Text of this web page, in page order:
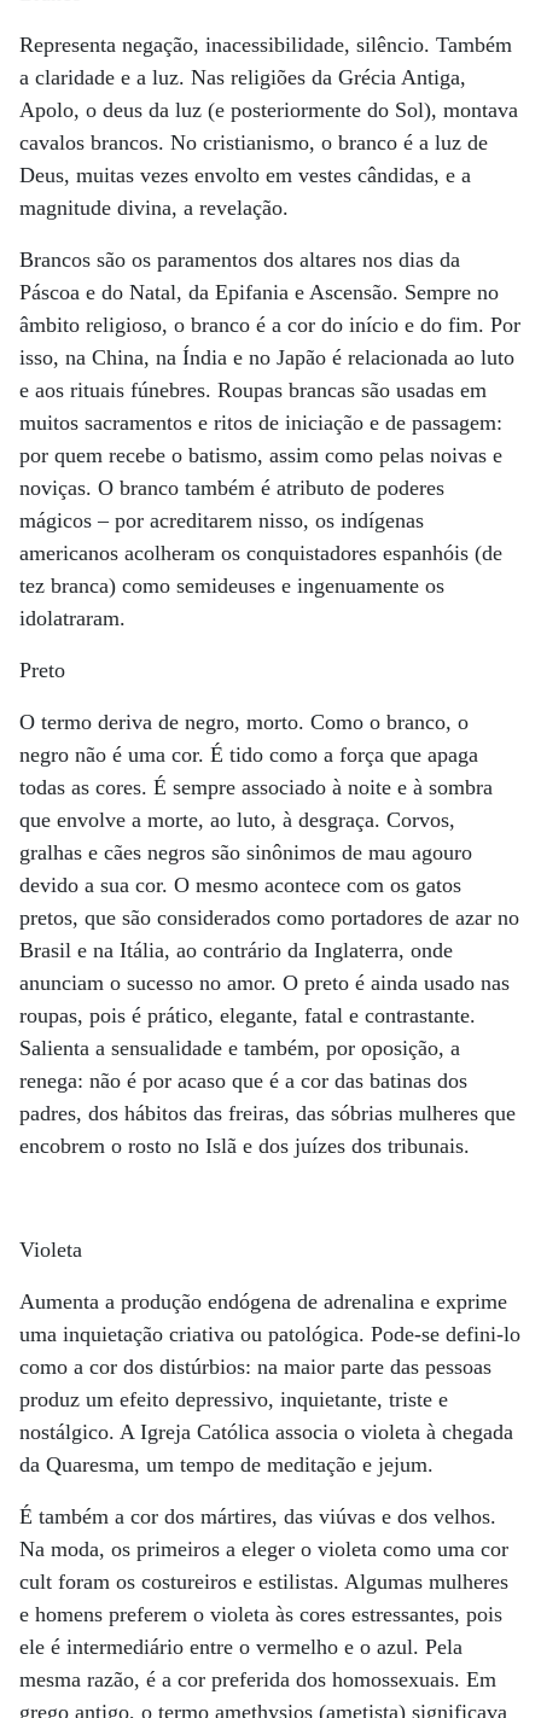
Representa negação, inacessibilidade, silêncio. Também
a claridade e a luz. Nas religiões da Grécia Antiga,
Apolo, o deus da luz (e posteriormente do Sol), montava
cavalos brancos. No cristianismo, o branco é a luz de
Deus, muitas vezes envolto em vestes cândidas, e a
magnitude divina, a revelação.
Brancos são os paramentos dos altares nos dias da
Páscoa e do Natal, da Epifania e Ascensão. Sempre no
âmbito religioso, o branco é a cor do início e do fim. Por
isso, na China, na Índia e no Japão é relacionada ao luto
e aos rituais fúnebres. Roupas brancas são usadas em
muitos sacramentos e ritos de iniciação e de passagem:
por quem recebe o batismo, assim como pelas noivas e
noviças. O branco também é atributo de poderes
mágicos – por acreditarem nisso, os indígenas
americanos acolheram os conquistadores espanhóis (de
tez branca) como semideuses e ingenuamente os
idolatraram.
Preto
O termo deriva de negro, morto. Como o branco, o
negro não é uma cor. É tido como a força que apaga
todas as cores. É sempre associado à noite e à sombra
que envolve a morte, ao luto, à desgraça. Corvos,
gralhas e cães negros são sinônimos de mau agouro
devido a sua cor. O mesmo acontece com os gatos
pretos, que são considerados como portadores de azar no
Brasil e na Itália, ao contrário da Inglaterra, onde
anunciam o sucesso no amor. O preto é ainda usado nas
roupas, pois é prático, elegante, fatal e contrastante.
Salienta a sensualidade e também, por oposição, a
renega: não é por acaso que é a cor das batinas dos
padres, dos hábitos das freiras, das sóbrias mulheres que
encobrem o rosto no Islã e dos juízes dos tribunais.
Violeta
Aumenta a produção endógena de adrenalina e exprime
uma inquietação criativa ou patológica. Pode-se defini-lo
como a cor dos distúrbios: na maior parte das pessoas
produz um efeito depressivo, inquietante, triste e
nostálgico. A Igreja Católica associa o violeta à chegada
da Quaresma, um tempo de meditação e jejum.
É também a cor dos mártires, das viúvas e dos velhos.
Na moda, os primeiros a eleger o violeta como uma cor
cult foram os costureiros e estilistas. Algumas mulheres
e homens preferem o violeta às cores estressantes, pois
ele é intermediário entre o vermelho e o azul. Pela
mesma razão, é a cor preferida dos homossexuais. Em
grego antigo, o termo amethysios (ametista) significava